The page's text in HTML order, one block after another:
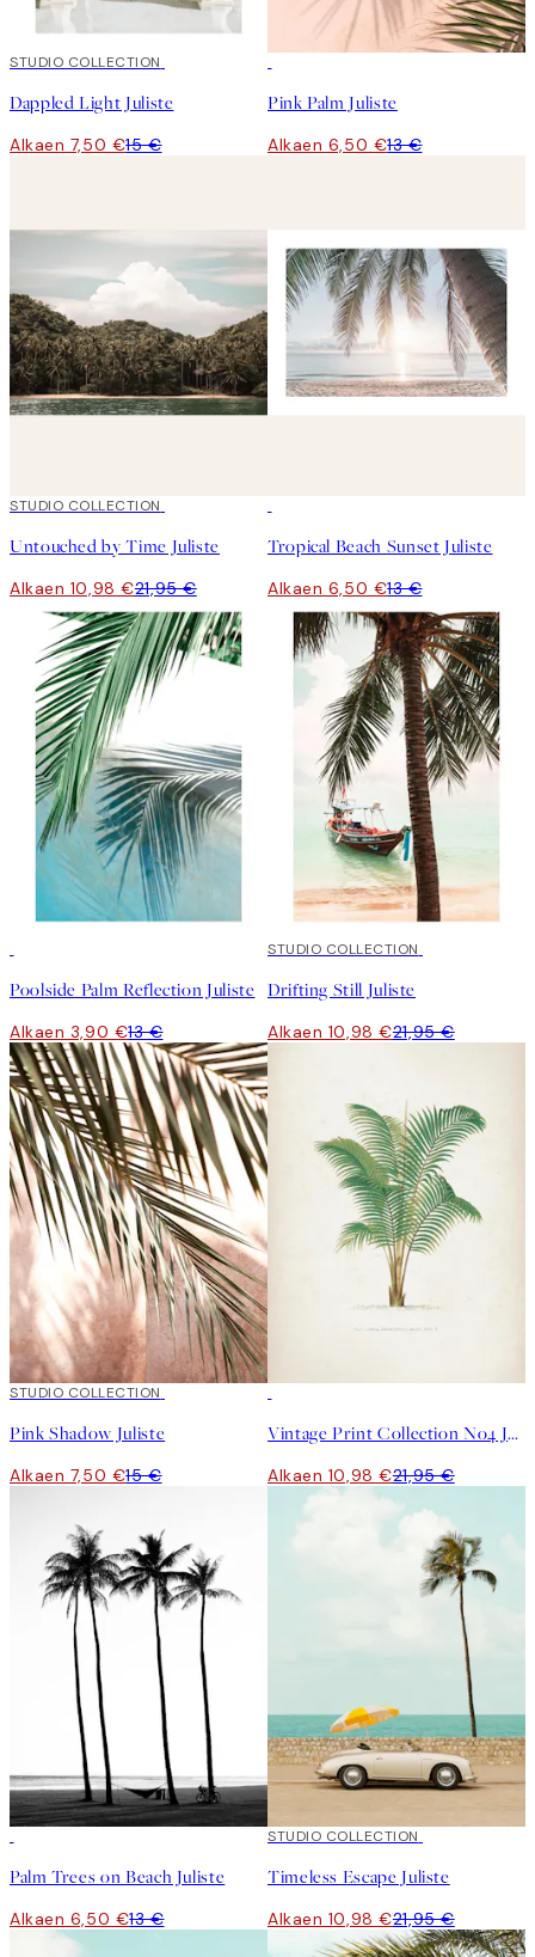
50%*
STUDIO COLLECTION
Dappled Light Juliste
Alkaen 7,50 €15 €
Pink Palm Juliste
Alkaen 6,50 €13 €
50%*
STUDIO COLLECTION
Untouched by Time Juliste
Alkaen 10,98 €21,95 €
Tropical Beach Sunset Juliste
Alkaen 6,50 €13 €
Poolside Palm Reflection Juliste
Alkaen 3,90 €13 €
50%*
STUDIO COLLECTION
Drifting Still Juliste
Alkaen 10,98 €21,95 €
50%*
STUDIO COLLECTION
Pink Shadow Juliste
Alkaen 7,50 €15 €
Vintage Print Collection No4 Juliste
Alkaen 10,98 €21,95 €
Palm Trees on Beach Juliste
Alkaen 6,50 €13 €
50%*
STUDIO COLLECTION
Timeless Escape Juliste
Alkaen 10,98 €21,95 €